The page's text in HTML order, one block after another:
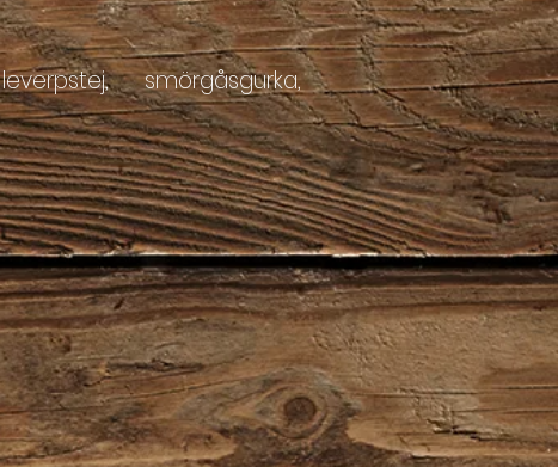
leverpstej, smörgåsgurka,